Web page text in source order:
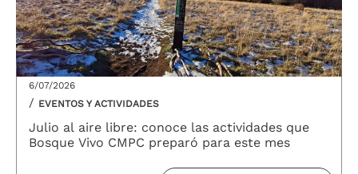
6/07/2026
/ EVENTOS Y ACTIVIDADES
Julio al aire libre: conoce las actividades que
Bosque Vivo CMPC preparó para este mes